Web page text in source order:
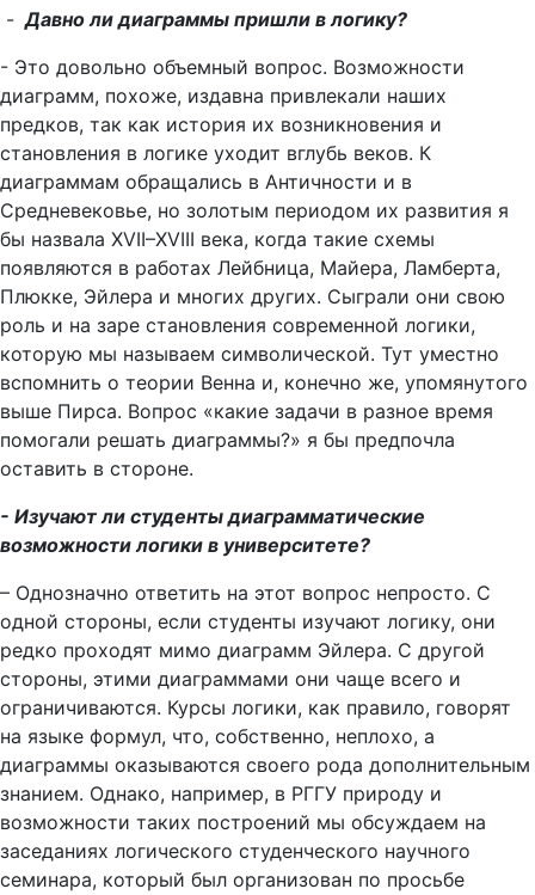
- Давно ли диаграммы пришли в логику?
- Это довольно объемный вопрос. Возможности
диаграмм, похоже, издавна привлекали наших
предков, так как история их возникновения и
становления в логике уходит вглубь веков. К
диаграммам обращались в Античности и в
Средневековье, но золотым периодом их развития я
бы назвала XVII–XVIII века, когда такие схемы
появляются в работах Лейбница, Майера, Ламберта,
Плюкке, Эйлера и многих других. Сыграли они свою
роль и на заре становления современной логики,
которую мы называем символической. Тут уместно
вспомнить о теории Венна и, конечно же, упомянутого
выше Пирса. Вопрос «какие задачи в разное время
помогали решать диаграммы?» я бы предпочла
оставить в стороне.
- Изучают ли студенты диаграмматические
возможности логики в университете?
– Однозначно ответить на этот вопрос непросто. С
одной стороны, если студенты изучают логику, они
редко проходят мимо диаграмм Эйлера. С другой
стороны, этими диаграммами они чаще всего и
ограничиваются. Курсы логики, как правило, говорят
на языке формул, что, собственно, неплохо, а
диаграммы оказываются своего рода дополнительным
знанием. Однако, например, в РГГУ природу и
возможности таких построений мы обсуждаем на
заседаниях логического студенческого научного
семинара, который был организован по просьбе